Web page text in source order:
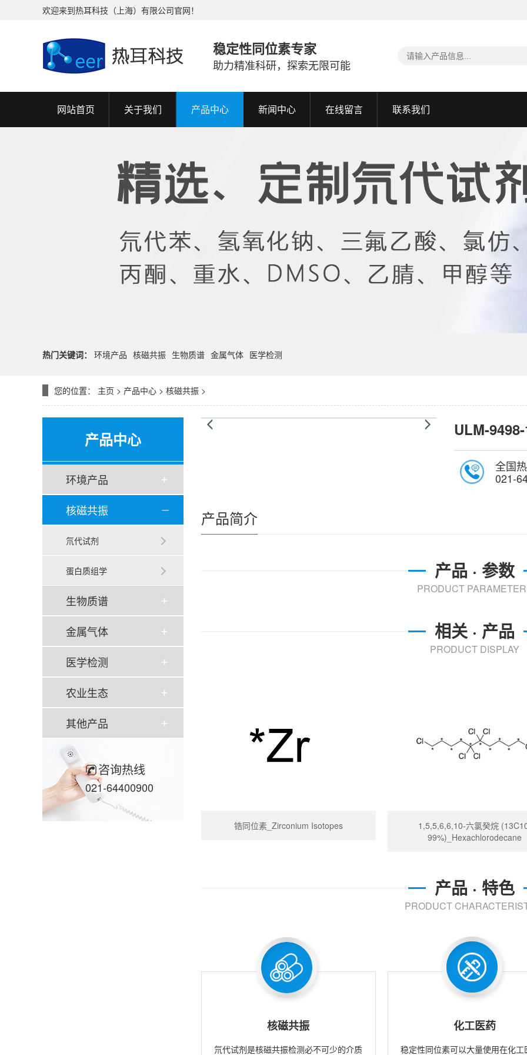
欢迎来到热耳科技（上海）有限公司官网！
稳定性同位素专家
助力精准科研，探索无限可能
网站首页 关于我们 产品中心 新闻中心 在线留言 联系我们
热门关键词： 环境产品 核磁共振 生物质谱 金属气体 医学检测
您的位置： 主页 > 产品中心 > 核磁共振 >
产品中心
环境产品
核磁共振
氘代试剂
蛋白质组学
生物质谱
金属气体
医学检测
农业生态
其他产品
咨询热线
021-64400900
ULM-
全国
021-
产品简介
产品 · 参数
PRODUCT
相关 · 产品
PRODUCT DISPLAY
锆同位素_Zirconium Isotopes
1,5,5,6,6,10-六氯癸烷
99%)_Hexachlorodecane
产品 · 特色
PRODUCT
核磁共振
氘代试剂是核磁共振检测必不可少的介质
化工医药
稳定性同位素可以大量使用在化工